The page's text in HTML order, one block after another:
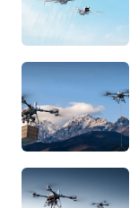
业
应
用
第
三
方
负
载